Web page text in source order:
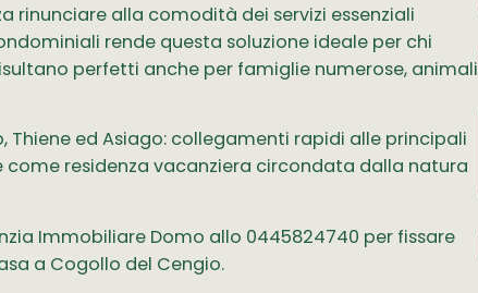
rinunciare alla comodità dei servizi essenziali
rende questa soluzione ideale per chi
perfetti anche per famiglie numerose, animali
ed Asiago: collegamenti rapidi alle principali
residenza vacanziera circondata dalla natura
Immobiliare Domo allo 0445824740 per fissare
a Cogollo del Cengio.